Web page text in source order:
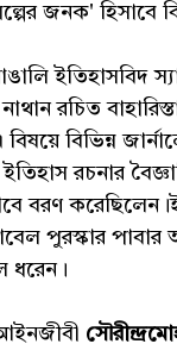
জনক' হিসাবে
ইতিহাসবিদ
নাথান রচিত
বিভিন্ন
ইতিহাস রচনার
বরণ
পুরস্কার
ধরেন।